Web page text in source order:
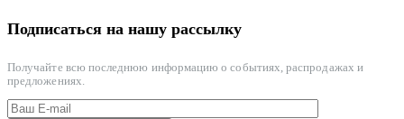
Подписаться на нашу рассылку
Получайте всю последнюю информацию о событиях, распродажах и
предложениях.